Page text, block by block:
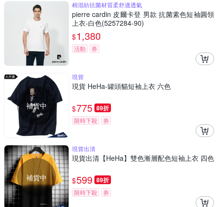
棉混紡抗菌材質柔舒適透氣
pierre cardin 皮爾卡登 男款 抗菌素色短袖圓領
上衣-白色(5257284-90)
$1,380
活動 券
補貨中
現貨
現貨 HeHa-罐頭貓短袖上衣 六色
$775 89折
限時下殺 券
補貨中
現貨出清
現貨出清【HeHa】雙色漸層配色短袖上衣 四色
$599 89折
限時下殺 券